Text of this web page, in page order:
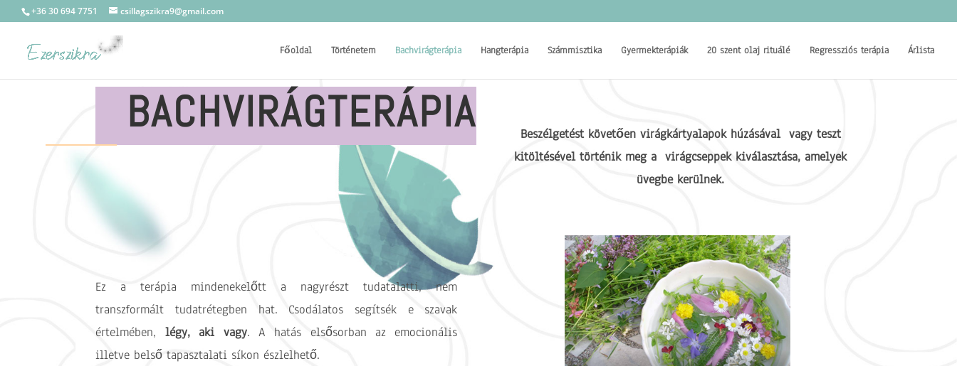
+36 30 694 7751 csillagszikra9@gmail.com
Főoldal Történetem Bachvirágterápia Hangterápia Számmisztika Gyermekterápiák 20 szent olaj rituálé Regressziós terápia Árlista
BACHVIRÁGTERÁPIA
Beszélgetést követően virágkártyalapok húzásával vagy teszt
kitöltésével történik meg a virágcseppek kiválasztása, amelyek
üvegbe kerülnek.
Ez a terápia mindenekelőtt a nagyrészt tudatalatti, nem
transzformált tudatrétegben hat. Csodálatos segítsék e szavak
értelmében, légy, aki vagy. A hatás elsősorban az emocionális
illetve belső tapasztalati síkon észlelhető.